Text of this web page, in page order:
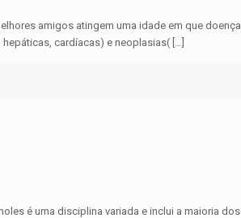
amigos atingem uma idade em que
cardíacas) e neoplasias( […]
é uma disciplina variada e inclui a maioria